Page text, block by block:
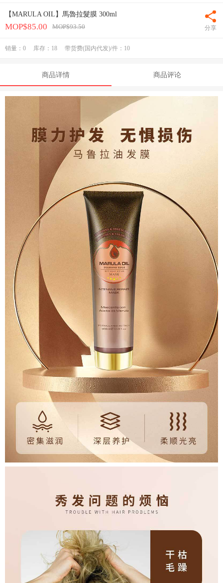
【MARULA OIL】馬魯拉髮膜 300ml
MOP$85.00 MOP$93.50

分享
销量： 0 库存： 18 带货费(国内代发)/件：10
商品详情 商品评论